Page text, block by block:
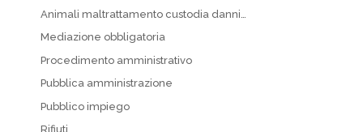
Animali maltrattamento custodia danni…
Mediazione obbligatoria
Procedimento amministrativo
Pubblica amministrazione
Pubblico impiego
Rifiuti